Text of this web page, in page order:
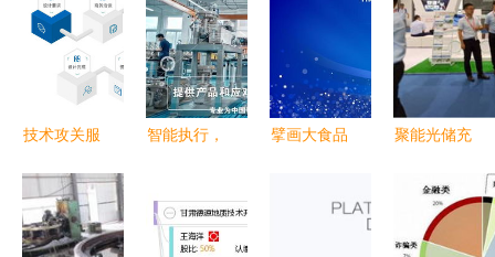
技术攻关服
新与突破的
专业引擎
智能执行，
北京凯姆斯
智控引领工
擘画大食品
中国食品科
聚能光储充
方案 技术
开发的超级